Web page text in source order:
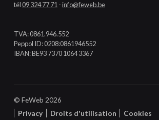
tél09 324 77 71 -info@feweb.be
TVA: 0861.946.552
Peppol ID: 0208:0861946552
IBAN: BE93 7370 1064 3367
© FeWeb 2026
Privacy
Droits d'utilisation Cookies